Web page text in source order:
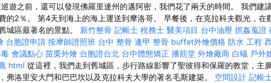
遊之前，還可以發現佛羅里達州的邁阿密，我們花了兩天的時間。 我們建
的2％。 第4天到海上的海上運送到摩洛哥。 早餐後，在克拉科夫觀光，在
城區最著名的景點。 新竹整骨 記帳士 稅務士 醫美項目 台中油壓 抓姦蒐證
台胞證申請 按摩師證照班 台中 整骨 逢甲 整骨 buffet外燴價格 防水 工程
會議點心 苗栗外燴 台胞證台北 台中體態矯正 播筋堂 外燴廠商 白蟻 戶外
html 從這裡，我們走到舊城區，步行路線影響了聖彼得和保羅的教堂，主
弗洛里安大門和巴巴坎以及克拉科夫大學的著名毛斯建築。 空間設計 記帳